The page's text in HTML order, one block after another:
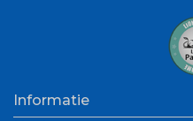
Informatie